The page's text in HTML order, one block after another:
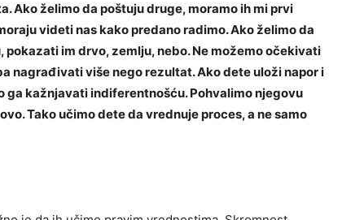
Ako želimo da poštuju druge, moramo ih mi prvi
videti nas kako predano radimo. Ako želimo da
pokazati im drvo, zemlju, nebo. Ne možemo očekivati
nagrađivati više nego rezultat. Ako dete uloži napor i
ga kažnjavati indiferentnošću. Pohvalimo njegovu
Tako učimo dete da vrednuje proces, a ne samo